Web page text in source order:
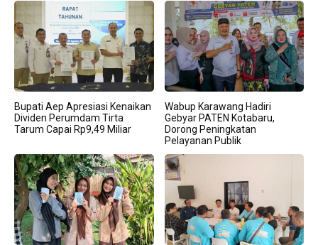
Bupati Aep Apresiasi Kenaikan
Dividen Perumdam Tirta
Tarum Capai Rp9,49 Miliar
Wabup Karawang Hadiri
Gebyar PATEN Kotabaru,
Dorong Peningkatan
Pelayanan Publik